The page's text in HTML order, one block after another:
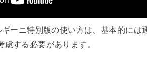
ーニ特別版の使い方は、基本的には
する必要があります。